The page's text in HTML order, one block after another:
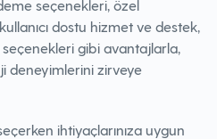
seçenekleri, özel
dostu hizmet ve destek,
gibi avantajlarla,
deneyimlerini zirveye
ihtiyaçlarınıza uygun